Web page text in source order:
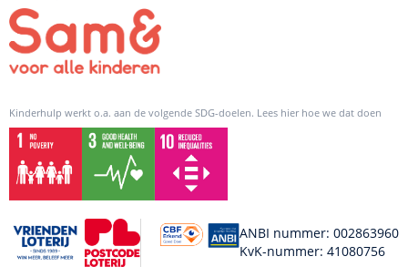
Kinderhulp werkt o.a. aan de volgende SDG-doelen. Lees hier hoe we dat doen
ANBI nummer: 002863960
KvK-nummer: 41080756